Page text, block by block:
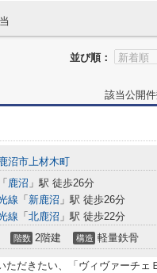
並び順：
該当公開
沼市上材木町
「 鹿沼 」駅 徒歩26分
線 「 新鹿沼 」駅 徒歩26分
線 「 北鹿沼 」駅 徒歩22分
階数 2階建 構造 軽量鉄骨
ただきたい、「ヴィヴァーチ